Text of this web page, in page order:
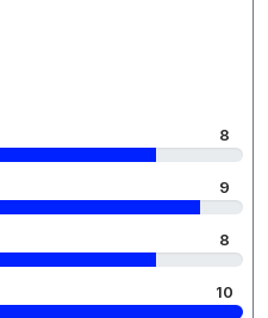
8
9
8
10